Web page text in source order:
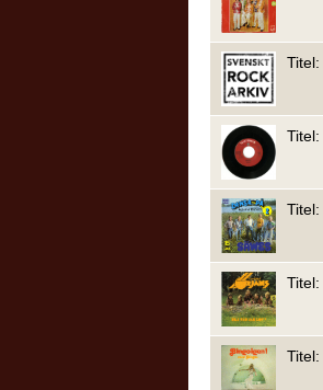
Titel:
Titel:
Titel:
Titel:
Titel: